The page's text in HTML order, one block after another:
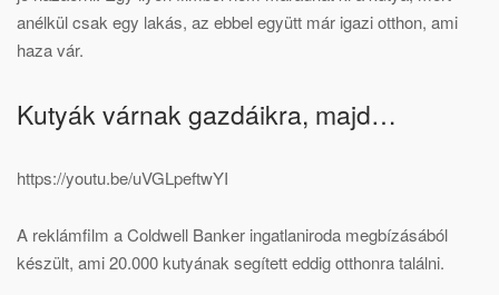
anélkül csak egy lakás, az ebbel együtt már igazi otthon, ami
haza vár.
Kutyák várnak gazdáikra, majd…
https://youtu.be/uVGLpeftwYI
A reklámfilm a Coldwell Banker ingatlaniroda megbízásából
készült, ami 20.000 kutyának segített eddig otthonra találni.